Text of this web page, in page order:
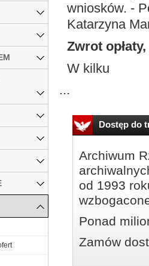
wniosków. -
Katarzyna
Zwrot
W kilku
...
Dostęp do
Archiwum
od 1993
Ponad
Zamów